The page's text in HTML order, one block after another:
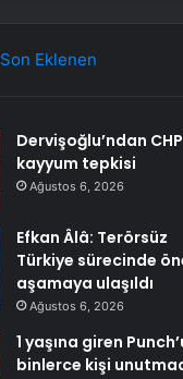
Son Eklenen
Dervişoğlu’ndan
kayyum tepkisi
Ağustos 6, 2026
Efkan Âlâ: Terörsüz
Türkiye sürecinde
aşamaya ulaşıldı
Ağustos 6, 2026
1 yaşına giren
binlerce kişi